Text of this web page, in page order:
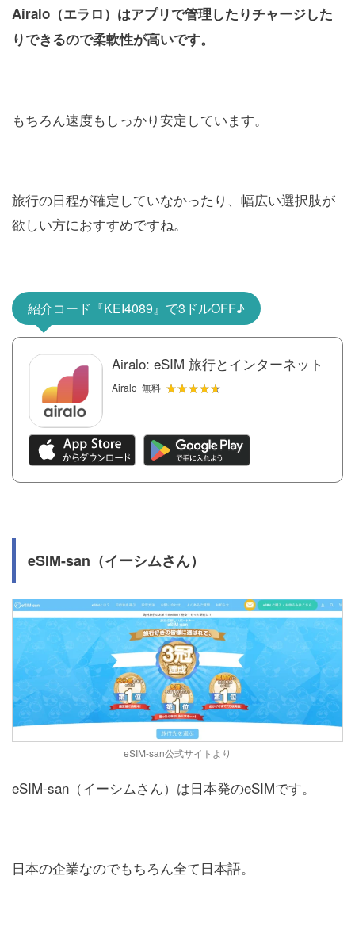
Airalo（エラロ）はアプリで管理したりチャージした
りできるので柔軟性が高いです。
もちろん速度もしっかり安定しています。
旅行の日程が確定していなかったり、幅広い選択肢が
欲しい方におすすめですね。
紹介コード『KEI4089』で3ドルOFF♪
Airalo: eSIM 旅行とインターネット
Airalo 無料 ★★★★★
★★★★★
eSIM-san（イーシムさん）
eSIM-san公式サイトより
eSIM-san（イーシムさん）は日本発のeSIMです。
日本の企業なのでもちろん全て日本語。